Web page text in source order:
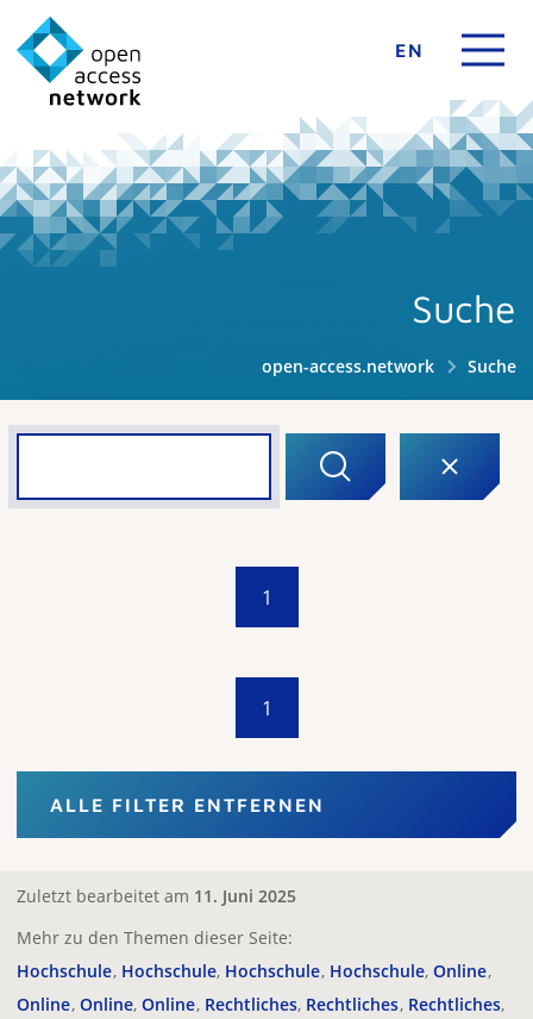
EN
Suche
open-access.network Suche
1
1
ALLE FILTER ENTFERNEN
Zuletzt bearbeitet am 11. Juni 2025
Mehr zu den Themen dieser Seite:
Hochschule Hochschule Hochschule Hochschule Online
Online Online Online Rechtliches Rechtliches Rechtliches